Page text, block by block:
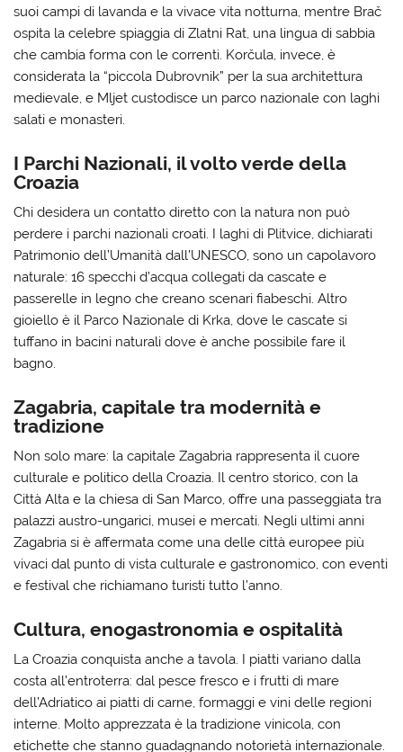
suoi campi di lavanda e la vivace vita notturna, mentre Brač
ospita la celebre spiaggia di Zlatni Rat, una lingua di sabbia
che cambia forma con le correnti. Korčula, invece, è
considerata la “piccola Dubrovnik” per la sua architettura
medievale, e Mljet custodisce un parco nazionale con laghi
salati e monasteri.
I Parchi Nazionali, il volto verde della
Croazia
Chi desidera un contatto diretto con la natura non può
perdere i parchi nazionali croati. I laghi di Plitvice, dichiarati
Patrimonio dell’Umanità dall’UNESCO, sono un capolavoro
naturale: 16 specchi d’acqua collegati da cascate e
passerelle in legno che creano scenari fiabeschi. Altro
gioiello è il Parco Nazionale di Krka, dove le cascate si
tuffano in bacini naturali dove è anche possibile fare il
bagno.
Zagabria, capitale tra modernità e
tradizione
Non solo mare: la capitale Zagabria rappresenta il cuore
culturale e politico della Croazia. Il centro storico, con la
Città Alta e la chiesa di San Marco, offre una passeggiata tra
palazzi austro-ungarici, musei e mercati. Negli ultimi anni
Zagabria si è affermata come una delle città europee più
vivaci dal punto di vista culturale e gastronomico, con eventi
e festival che richiamano turisti tutto l’anno.
Cultura, enogastronomia e ospitalità
La Croazia conquista anche a tavola. I piatti variano dalla
costa all’entroterra: dal pesce fresco e i frutti di mare
dell’Adriatico ai piatti di carne, formaggi e vini delle regioni
interne. Molto apprezzata è la tradizione vinicola, con
etichette che stanno guadagnando notorietà internazionale.